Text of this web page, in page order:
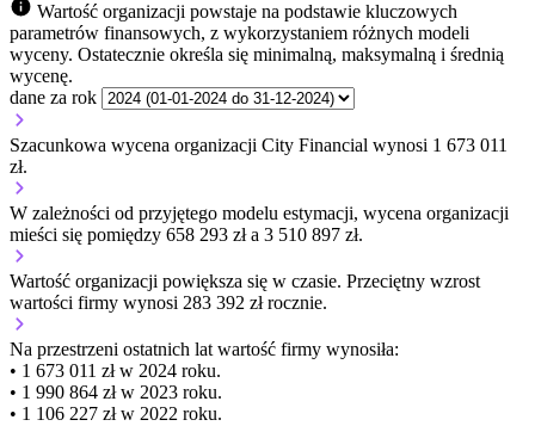
Wartość organizacji powstaje na podstawie kluczowych
parametrów finansowych, z wykorzystaniem różnych modeli
wyceny. Ostatecznie określa się minimalną, maksymalną i średnią
wycenę.
dane za rok
Szacunkowa wycena organizacji City Financial wynosi 1 673 011
zł.
W zależności od przyjętego modelu estymacji, wycena organizacji
mieści się pomiędzy 658 293 zł a 3 510 897 zł.
Wartość organizacji powiększa się w czasie. Przeciętny wzrost
wartości firmy wynosi 283 392 zł rocznie.
Na przestrzeni ostatnich lat wartość firmy wynosiła:
• 1 673 011 zł w 2024 roku.
• 1 990 864 zł w 2023 roku.
• 1 106 227 zł w 2022 roku.